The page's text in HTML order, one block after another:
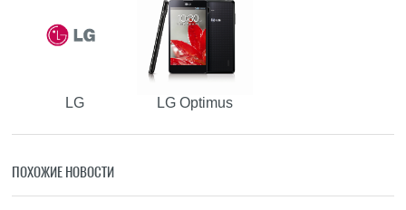
LG LG Optimus
ПОХОЖИЕ НОВОСТИ